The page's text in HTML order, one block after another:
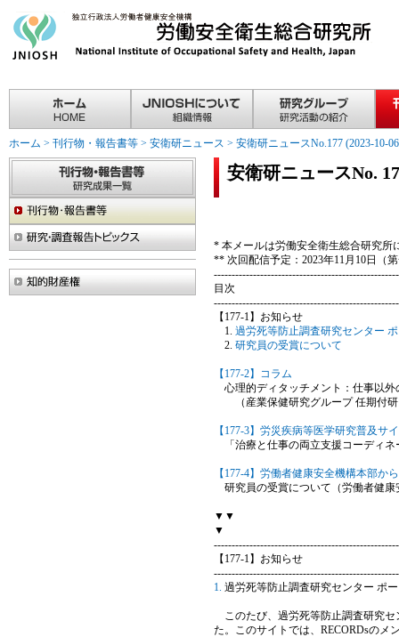
ホーム > 刊行物・報告書等 > 安衛研ニュース > 安衛研ニュースNo.177 (2023-10-
安衛研ニュースNo.
* 本メールは労働安全衛生総合研究所
** 次回配信予定：2023年11月10日（
目次
【177-1】お知らせ
過労死等防止調査研究センター
研究員の受賞について
【177-2】コラム
心理的ディタッチメント：仕事以外
（産業保健研究グループ 任期付研
【177-3】労災疾病等医学研究普及サ
「治療と仕事の両立支援コーディネ
【177-4】労働者健康安全機構本部か
研究員の受賞について（労働者健康
▼▼
▼
【177-1】お知らせ
1. 過労死等防止調査研究センター ポ
このたび、過労死等防止調査研究セ
た。このサイトでは、RECORDsのメ